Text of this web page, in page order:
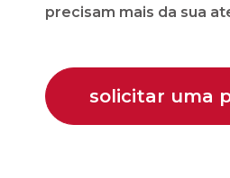
precisam mais da sua
solicitar uma